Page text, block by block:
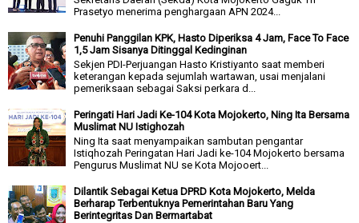
Prasetyo menerima penghargaan APN 2024...
Penuhi Panggilan KPK, Hasto Diperiksa 4 Jam, Face To Face
1,5 Jam Sisanya Ditinggal Kedinginan
Sekjen PDI-Perjuangan Hasto Kristiyanto saat memberi
keterangan kepada sejumlah wartawan, usai menjalani
pemeriksaan sebagai Saksi perkara d...
Peringati Hari Jadi Ke-104 Kota Mojokerto, Ning Ita Bersama
Muslimat NU Istighozah
Ning Ita saat menyampaikan sambutan pengantar
Istiqhozah Peringatan Hari Jadi ke-104 Mojokerto bersama
Pengurus Muslimat NU se Kota Mojooert...
Dilantik Sebagai Ketua DPRD Kota Mojokerto, Melda
Berharap Terbentuknya Pemerintahan Baru Yang
Berintegritas Dan Bermartabat